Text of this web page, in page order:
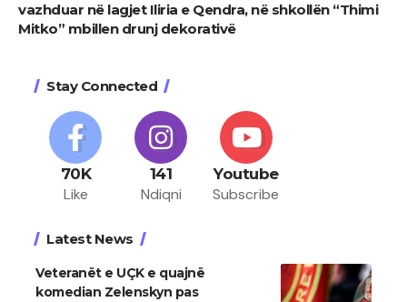
vazhduar në lagjet Iliria e Qendra, në shkollën “Thimi
Mitko” mbillen drunj dekorativë
Stay Connected
70K
Like
141
Ndiqni
Youtube
Subscribe
Latest News
Veteranët e UÇK e quajnë
komedian Zelenskyn pas